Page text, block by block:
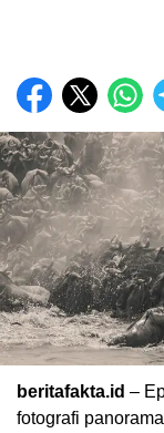
beritafakta.id –
fotografi